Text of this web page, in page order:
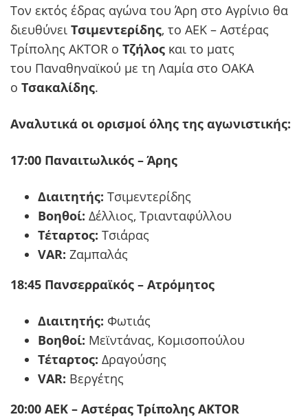
Τον εκτός έδρας αγώνα του Άρη στο Αγρίνιο θα
διευθύνει Τσιμεντερίδης, το ΑΕΚ – Αστέρας
Τρίπολης AKTOR ο Τζήλος και το ματς
του Παναθηναϊκού με τη Λαμία στο ΟΑΚΑ
ο Τσακαλίδης.
Αναλυτικά οι ορισμοί όλης της αγωνιστικής:
17:00 Παναιτωλικός – Άρης
Διαιτητής: Τσιμεντερίδης
Βοηθοί: Δέλλιος, Τριανταφύλλου
Τέταρτος: Τσιάρας
VAR: Ζαμπαλάς
18:45 Πανσερραϊκός – Ατρόμητος
Διαιτητής: Φωτιάς
Βοηθοί: Μεϊντάνας, Κομισοπούλου
Τέταρτος: Δραγούσης
VAR: Βεργέτης
20:00 ΑΕΚ – Αστέρας Τρίπολης AKTOR